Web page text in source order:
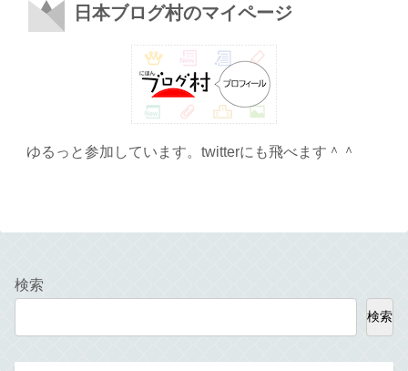
日本ブログ村のマイページ
ゆるっと参加しています。twitterにも飛べます＾＾
検索
検索